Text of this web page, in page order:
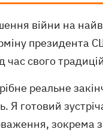
війни на
свого
реальне
Я готовий
зокрема з